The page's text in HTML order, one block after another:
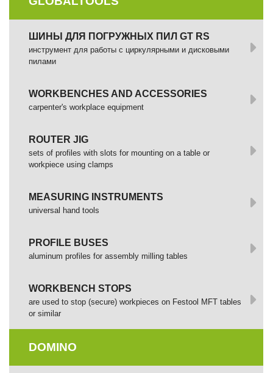
ШИНЫ ДЛЯ ПОГРУЖНЫХ ПИЛ GT RS
инструмент для работы с циркулярными и дисковыми
пилами
WORKBENCHES AND ACCESSORIES
сarpenter's workplace equipment
ROUTER JIG
sets of profiles with slots for mounting on a table or
workpiece using clamps
MEASURING INSTRUMENTS
universal hand tools
PROFILE BUSES
aluminum profiles for assembly milling tables
WORKBENCH STOPS
are used to stop (secure) workpieces on Festool MFT tables
or similar
DOMINO